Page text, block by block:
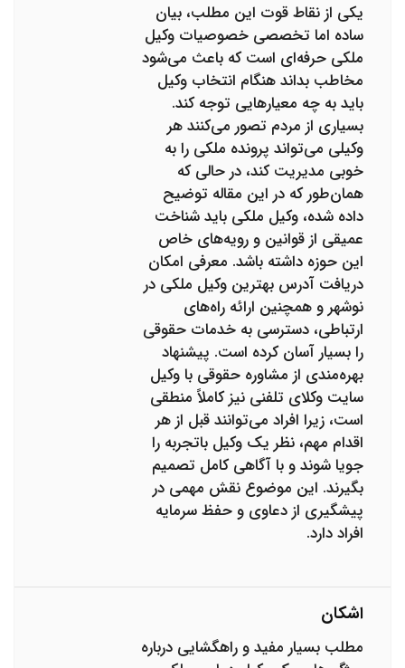
یکی از نقاط قوت این مطلب، بیان
ساده اما تخصصی خصوصیات وکیل
ملکی حرفه‌ای است که باعث می‌شود
مخاطب بداند هنگام انتخاب وکیل
باید به چه معیارهایی توجه کند.
بسیاری از مردم تصور می‌کنند هر
وکیلی می‌تواند پرونده ملکی را به
خوبی مدیریت کند، در حالی که
همان‌طور که در این مقاله توضیح
داده شده، وکیل ملکی باید شناخت
عمیقی از قوانین و رویه‌های خاص
این حوزه داشته باشد. معرفی امکان
دریافت آدرس بهترین وکیل ملکی در
نوشهر و همچنین ارائه راه‌های
ارتباطی، دسترسی به خدمات حقوقی
را بسیار آسان کرده است. پیشنهاد
بهره‌مندی از مشاوره حقوقی با وکیل
سایت وکلای تلفنی نیز کاملاً منطقی
است، زیرا افراد می‌توانند قبل از هر
اقدام مهم، نظر یک وکیل باتجربه را
جویا شوند و با آگاهی کامل تصمیم
بگیرند. این موضوع نقش مهمی در
پیشگیری از دعاوی و حفظ سرمایه
افراد دارد.
اشکان
مطلب بسیار مفید و راهگشایی درباره